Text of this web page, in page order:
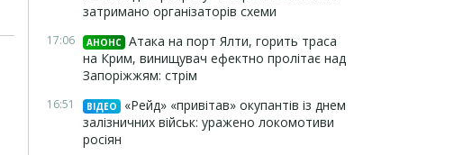
затримано організаторів схеми
17:06 АНОНС Атака на порт Ялти, горить траса
на Крим, винищувач ефектно пролітає над
Запоріжжям: стрім
16:51 ВІДЕО
«Рейд» «привітав» окупантів із днем
залізничних військ: уражено локомотиви
росіян